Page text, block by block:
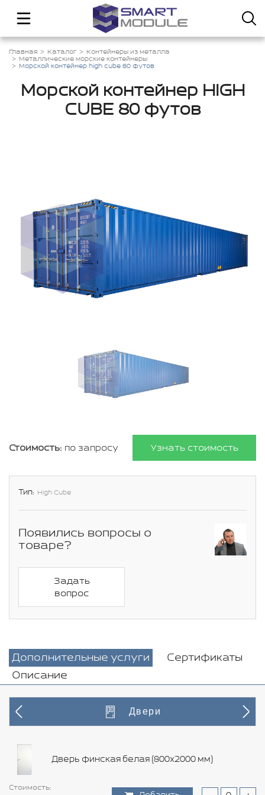
Главная Каталог
Контейнеры из металла
Металлические морские контейнеры
Морской контейнер high cube 80 футов
Морской контейнер HIGH
CUBE 80 футов
Стоимость: по запросу Узнать стоимость
Тип: High Cube
Появились вопросы о
товаре?
Задать
вопрос
Дополнительные услуги
Сертификаты
Описание
Двери
Дверь финская белая (800х2000 мм)
Стоимость:
Стоимость:
Стоимость:
Стоимость:
Стоимость:
Стоимость:
Стоимость:
Стоимость:
Стоимость:
Стоимость:
Стоимость:
Стоимость:
Стоимость:
Стоимость: